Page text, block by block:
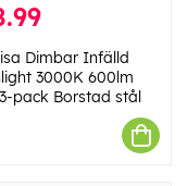
Dimbar Infälld
3000K 600lm
pack Borstad stål